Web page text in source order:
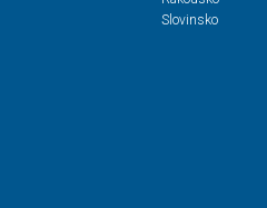
Slovinsko